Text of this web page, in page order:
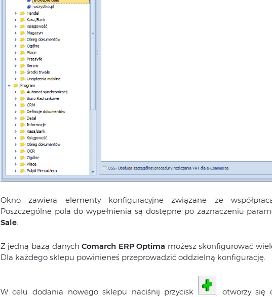
Okno zawiera elementy konfiguracyjne związane ze
Poszczególne pola do wypełnienia są dostępne po zaznaczeniu
Sale.
Z jedną bazą danychComarch ERP Optima możesz skonfigurować
Dla każdego sklepu powinieneś przeprowadzić oddzielną konfigurację.
W celu dodania nowego sklepu naciśnij przycisk
, otworzy się